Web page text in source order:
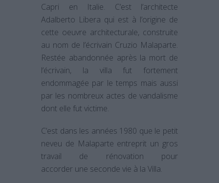
Capri en Italie. C’est l’architecte
Adalberto Libera qui est à l’origine de
cette oeuvre architecturale, construite
au nom de l’écrivain Cruzio Malaparte.
Restée abandonnée après la mort de
l’écrivain, la villa fut fortement
endommagée par le temps mais aussi
par les nombreux actes de vandalisme
dont elle fut victime.
C’est dans les années 1980 que le petit
neveu de Malaparte entreprit un gros
travail de rénovation pour
accorder une seconde vie à la Villa.